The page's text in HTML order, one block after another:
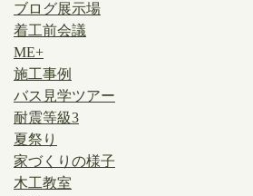
ブログ展示場
着工前会議
ME+
施工事例
バス見学ツアー
耐震等級3
夏祭り
家づくりの様子
木工教室